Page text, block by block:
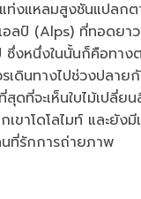
ท่งแหลมสูงชันแปลกต
อลป์ (Alps) ที่ทอดยา
ซึ่งหนึ่งในนั้นก็คือทา
เดินทางไปช่วงปลา
ดที่จะเห็นใบไม้เปลี่ยน
เขาโดโลไมท์ และยัง
นที่รักการถ่ายภาพ